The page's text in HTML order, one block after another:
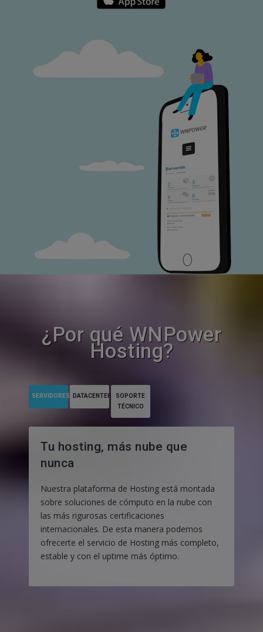
¿Por qué WNPower
Hosting?
SERVIDORES DATACENTERS SOPORTE
TÉCNICO
Tu hosting, más nube que
nunca
Nuestra plataforma de Hosting está montada
sobre soluciones de cómputo en la nube con
las más rigurosas certificaciones
internacionales. De esta manera podemos
ofrecerte el servicio de Hosting más completo,
estable y con el uptime más óptimo.